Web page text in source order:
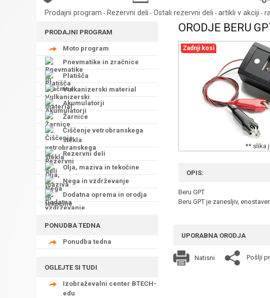
Prodajni program - Rezervni deli - Ostali rezervni deli - artikli v akciji -
PRODAJNI PROGRAM
Moto program
Pnevmatike in zračnice
Platišča
Vulkanizerski material
Akumulatorji
Žarnice
Čiščenje vetrobranskega
stekla
Rezervni deli
Olja, maziva in tekočine
Nega in vzdrževanje
Dodatna oprema in orodja
PONUDBA TEDNA
Ponudba tedna
OGLEJTE SI TUDI
Izobraževalni center BTECH-
edu
ORODJE BERU
Zadnji kosi
** slika
OPIS:
Beru GPT
Beru GPT je zanesljiv,
UPORABNA ORODJA
Natisni Pošlji